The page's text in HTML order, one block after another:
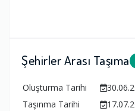
Şehirler Arası Taşıma
Oluşturma Tarihi
Taşınma Tarihi